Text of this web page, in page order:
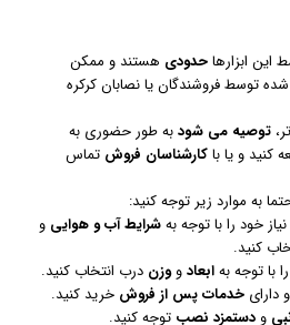
ابزارهاحدودی هستند و ممکن
توسط فروشندگان یا نصابان کرکره
توصیه می شودبه طور حضوری به
کنید و یا باکارشناسان فروش تماس
به موارد زیر توجه کنید:
خود را با توجه بهشرایط آب و هوایی و
کنید.
با توجه بهابعادووزن درب انتخاب کنید.
دارای خدمات پس از فروش خرید کنید.
ودستمزد نصب توجه کنید.